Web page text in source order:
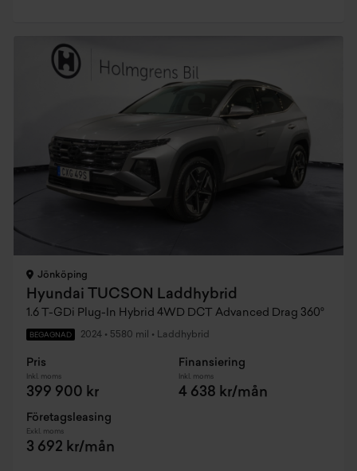
Jönköping
Hyundai TUCSON Laddhybrid
1.6 T-GDi Plug-In Hybrid 4WD DCT Advanced Drag 360°
BEGAGNAD 2024 • 5580 mil • Laddhybrid
Pris
Inkl. moms
399 900 kr
Finansiering
Inkl. moms
4 638 kr/mån
Företagsleasing
Exkl. moms
3 692 kr/mån